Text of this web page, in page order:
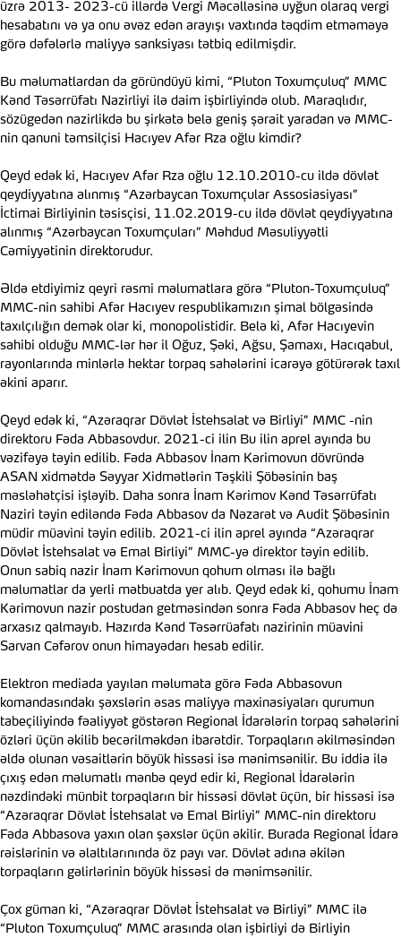
üzrə 2013- 2023-cü illərdə Vergi Məcəlləsinə uyğun olaraq vergi
hesabatını və ya onu əvəz edən arayışı vaxtında təqdim etməməyə
görə dəfələrlə maliyyə sanksiyası tətbiq edilmişdir.
Bu məlumatlardan da göründüyü kimi, “Pluton Toxumçuluq” MMC
Kənd Təsərrüfatı Nazirliyi ilə daim işbirliyində olub. Maraqlıdır,
sözügedən nazirlikdə bu şirkətə belə geniş şərait yaradan və MMC-
nin qanuni təmsilçisi Hacıyev Afər Rza oğlu kimdir?
Qeyd edək ki, Hacıyev Afər Rza oğlu 12.10.2010-cu ildə dövlət
qeydiyyatına alınmış “Azərbaycan Toxumçular Assosiasiyası”
İctimai Birliyinin təsisçisi, 11.02.2019-cu ildə dövlət qeydiyyatına
alınmış “Azərbaycan Toxumçuları” Məhdud Məsuliyyətli
Cəmiyyətinin direktorudur.
Əldə etdiyimiz qeyri rəsmi məlumatlara görə “Pluton-Toxumçuluq”
MMC-nin sahibi Afər Hacıyev respublikamızın şimal bölgəsində
taxılçılığın demək olar ki, monopolistidir. Belə ki, Afər Hacıyevin
sahibi olduğu MMC-lər hər il Oğuz, Şəki, Ağsu, Şamaxı, Hacıqabul,
rayonlarında minlərlə hektar torpaq sahələrini icarəyə götürərək taxıl
əkini aparır.
Qeyd edək ki, “Azəraqrar Dövlət İstehsalat və Birliyi” MMC -nin
direktoru Fəda Abbasovdur. 2021-ci ilin Bu ilin aprel ayında bu
vəzifəyə təyin edilib. Fəda Abbasov İnam Kərimovun dövründə
ASAN xidmətdə Səyyar Xidmətlərin Təşkili Şöbəsinin baş
məsləhətçisi işləyib. Daha sonra İnam Kərimov Kənd Təsərrüfatı
Naziri təyin ediləndə Fəda Abbasov da Nəzarət və Audit Şöbəsinin
müdir müavini təyin edilib. 2021-ci ilin aprel ayında “Azəraqrar
Dövlət İstehsalat və Emal Birliyi” MMC-yə direktor təyin edilib.
Onun sabiq nazir İnam Kərimovun qohum olması ilə bağlı
məlumatlar da yerli mətbuatda yer alıb. Qeyd edək ki, qohumu İnam
Kərimovun nazir postudan getməsindən sonra Fəda Abbasov heç də
arxasız qalmayıb. Hazırda Kənd Təsərrüafatı nazirinin müavini
Sarvan Cəfərov onun himayədarı hesab edilir.
Elektron mediada yayılan məlumata görə Fəda Abbasovun
komandasındakı şəxslərin əsas maliyyə maxinasiyaları qurumun
tabeçiliyində fəaliyyət göstərən Regional İdarələrin torpaq sahələrini
özləri üçün əkilib becərilməkdən ibarətdir. Torpaqların əkilməsindən
əldə olunan vəsaitlərin böyük hissəsi isə mənimsənilir. Bu iddia ilə
çıxış edən məlumatlı mənbə qeyd edir ki, Regional İdarələrin
nəzdindəki münbit torpaqların bir hissəsi dövlət üçün, bir hissəsi isə
“Azəraqrar Dövlət İstehsalat və Emal Birliyi” MMC-nin direktoru
Fəda Abbasova yaxın olan şəxslər üçün əkilir. Burada Regional İdarə
rəislərinin və əlaltılarınında öz payı var. Dövlət adına əkilən
torpaqların gəlirlərinin böyük hissəsi də mənimsənilir.
Çox güman ki, “Azəraqrar Dövlət İstehsalat və Birliyi” MMC ilə
“Pluton Toxumçuluq” MMC arasında olan işbirliyi də Birliyin